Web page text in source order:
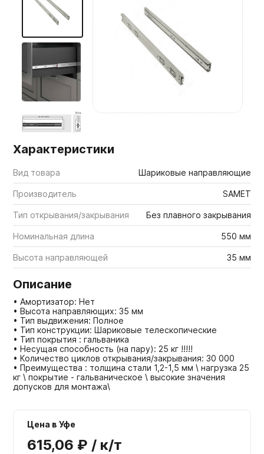
Мебельные образцы, каталоги
Характеристики
Вид товара Шариковые направляющие
Производитель SAMET
Тип открывания/закрывания Без плавного закрывания
Номинальная длина 550 мм
Высота направляющей 35 мм
Описание
• Амортизатор: Нет
• Высота направляющих: 35 мм
• Тип выдвижения: Полное
• Тип конструкции: Шариковые телескопические
• Тип покрытия : гальваника
• Несущая способность (на пару): 25 кг !!!!!
• Количество циклов открывания/закрывания: 30 000
• Преимущества : толщина стали 1,2-1,5 мм \ нагрузка 25
кг \ покрытие - гальваническое \ высокие значения
допусков для монтажа\
Цена в Уфе
615,06 ₽ / к/т